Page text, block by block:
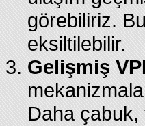
görebiliriz.
eksiltilebilir.
Gelişmiş
Daha çabuk,